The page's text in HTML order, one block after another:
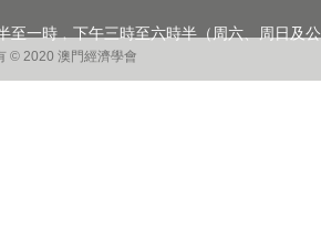
至一時﹐下午三時至六時半（周六、周日及
© 2020 澳門經濟學會